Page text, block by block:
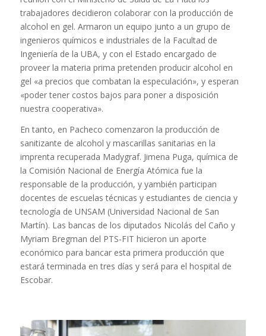
trabajadores decidieron colaborar con la producción de
alcohol en gel. Armaron un equipo junto a un grupo de
ingenieros químicos e industriales de la Facultad de
Ingeniería de la UBA, y con el Estado encargado de
proveer la materia prima pretenden producir alcohol en
gel «a precios que combatan la especulación», y esperan
«poder tener costos bajos para poner a disposición
nuestra cooperativa».
En tanto, en Pacheco comenzaron la producción de
sanitizante de alcohol y mascarillas sanitarias en la
imprenta recuperada Madygraf. Jimena Puga, química de
la Comisión Nacional de Energía Atómica fue la
responsable de la producción, y yambién participan
docentes de escuelas técnicas y estudiantes de ciencia y
tecnología de UNSAM (Universidad Nacional de San
Martín). Las bancas de los diputados Nicolás del Caño y
Myriam Bregman del PTS-FIT hicieron un aporte
económico para bancar esta primera producción que
estará terminada en tres días y será para el hospital de
Escobar.